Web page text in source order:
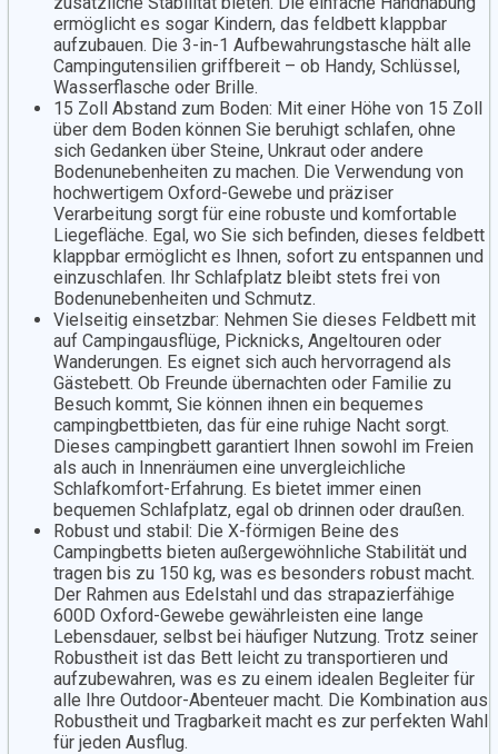
ermöglicht es sogar Kindern, das feldbett klappbar
aufzubauen. Die 3-in-1 Aufbewahrungstasche hält alle
Campingutensilien griffbereit – ob Handy, Schlüssel,
Wasserflasche oder Brille.
15 Zoll Abstand zum Boden: Mit einer Höhe von 15 Zoll
über dem Boden können Sie beruhigt schlafen, ohne
sich Gedanken über Steine, Unkraut oder andere
Bodenunebenheiten zu machen. Die Verwendung von
hochwertigem Oxford-Gewebe und präziser
Verarbeitung sorgt für eine robuste und komfortable
Liegefläche. Egal, wo Sie sich befinden, dieses feldbett
klappbar ermöglicht es Ihnen, sofort zu entspannen und
einzuschlafen. Ihr Schlafplatz bleibt stets frei von
Bodenunebenheiten und Schmutz.
Vielseitig einsetzbar: Nehmen Sie dieses Feldbett mit
auf Campingausflüge, Picknicks, Angeltouren oder
Wanderungen. Es eignet sich auch hervorragend als
Gästebett. Ob Freunde übernachten oder Familie zu
Besuch kommt, Sie können ihnen ein bequemes
campingbettbieten, das für eine ruhige Nacht sorgt.
Dieses campingbett garantiert Ihnen sowohl im Freien
als auch in Innenräumen eine unvergleichliche
Schlafkomfort-Erfahrung. Es bietet immer einen
bequemen Schlafplatz, egal ob drinnen oder draußen.
Robust und stabil: Die X-förmigen Beine des
Campingbetts bieten außergewöhnliche Stabilität und
tragen bis zu 150 kg, was es besonders robust macht.
Der Rahmen aus Edelstahl und das strapazierfähige
600D Oxford-Gewebe gewährleisten eine lange
Lebensdauer, selbst bei häufiger Nutzung. Trotz seiner
Robustheit ist das Bett leicht zu transportieren und
aufzubewahren, was es zu einem idealen Begleiter für
alle Ihre Outdoor-Abenteuer macht. Die Kombination aus
Robustheit und Tragbarkeit macht es zur perfekten Wahl
für jeden Ausflug.